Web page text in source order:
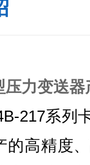
力变送器
系列卡
的高精度